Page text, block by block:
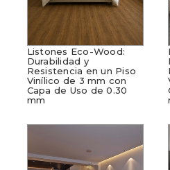
Listones Eco-Wood:
Durabilidad y
Resistencia en un Piso
Vinílico de 3 mm con
Capa de Uso de 0.30
mm